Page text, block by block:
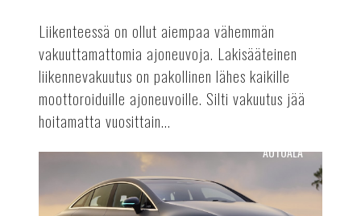
Liikenteessä on ollut aiempaa vähemmän
vakuuttamattomia ajoneuvoja. Lakisääteinen
liikennevakuutus on pakollinen lähes kaikille
moottoroiduille ajoneuvoille. Silti vakuutus jää
hoitamatta vuosittain...
Automaattiajamisen
lähitulevaisuus
AUTOALA